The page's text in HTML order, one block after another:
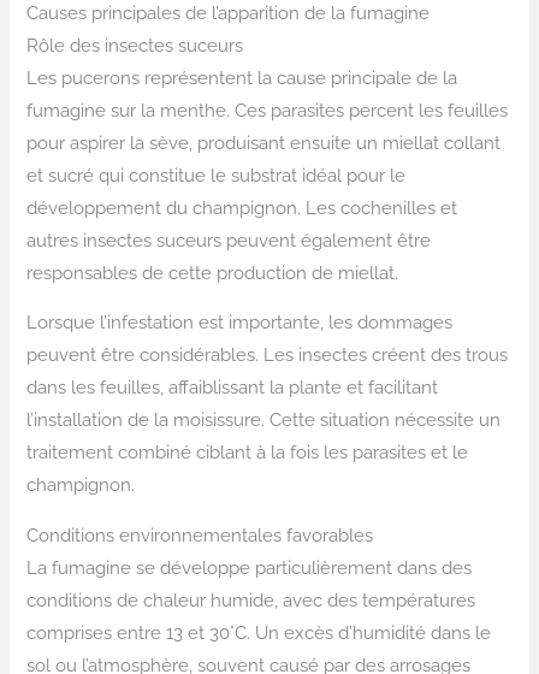
Causes principales de l’apparition de la fumagine
Rôle des insectes suceurs
Les pucerons représentent la cause principale de la
fumagine sur la menthe. Ces parasites percent les feuilles
pour aspirer la sève, produisant ensuite un miellat collant
et sucré qui constitue le substrat idéal pour le
développement du champignon. Les cochenilles et
autres insectes suceurs peuvent également être
responsables de cette production de miellat.
Lorsque l’infestation est importante, les dommages
peuvent être considérables. Les insectes créent des trous
dans les feuilles, affaiblissant la plante et facilitant
l’installation de la moisissure. Cette situation nécessite un
traitement combiné ciblant à la fois les parasites et le
champignon.
Conditions environnementales favorables
La fumagine se développe particulièrement dans des
conditions de chaleur humide, avec des températures
comprises entre 13 et 30°C. Un excès d’humidité dans le
sol ou l’atmosphère, souvent causé par des arrosages